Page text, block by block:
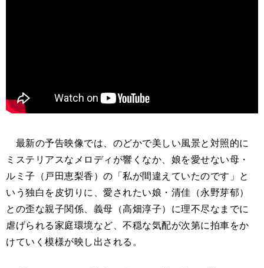
最新の予告映像では、のどかで美しい風景と対照的に
ミステリアスなメロディが響くなか、娘を愛せない母・
ルミ子（戸田恵梨香）の「私が間違えていたのです」と
いう独白を皮切りに、愛されたい娘・清佳（永野芽郁）
との歪な親子関係、義母（高畑淳子）に理不尽なまでに
虐げられる家庭環境など、不穏な気配が次第に拍車をか
けていく模様が映し出される。